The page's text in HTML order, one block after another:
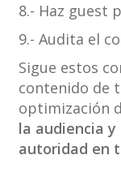
8.- Haz guest
9.- Audita el
Sigue estos
contenido de
optimización
la audiencia
autoridad en